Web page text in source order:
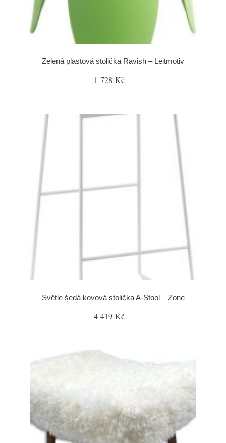
Zelená plastová stolička Ravish – Leitmotiv
1 728 Kč
Světle šedá kovová stolička A-Stool – Zone
4 419 Kč